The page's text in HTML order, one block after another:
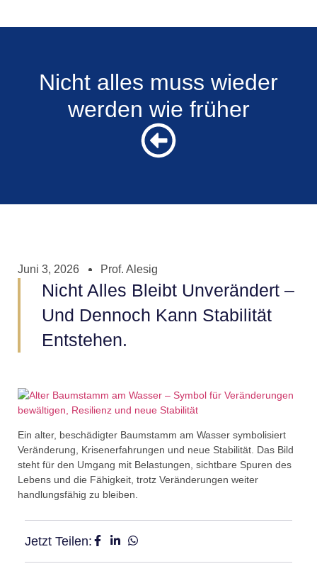
Nicht alles muss wieder
werden wie früher
Juni 3, 2026 Prof. Alesig
Nicht Alles Bleibt Unverändert –
Und Dennoch Kann Stabilität
Entstehen.
Ein alter, beschädigter Baumstamm am Wasser symbolisiert
Veränderung, Krisenerfahrungen und neue Stabilität. Das Bild
steht für den Umgang mit Belastungen, sichtbare Spuren des
Lebens und die Fähigkeit, trotz Veränderungen weiter
handlungsfähig zu bleiben.
Jetzt Teilen: